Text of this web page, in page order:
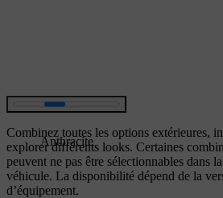
Anthracite
Combinez toutes les options extérieures,
explorer différents looks. Certaines
peuvent ne pas être sélectionnables dans
véhicule. La disponibilité dépend de la
d’équipement.